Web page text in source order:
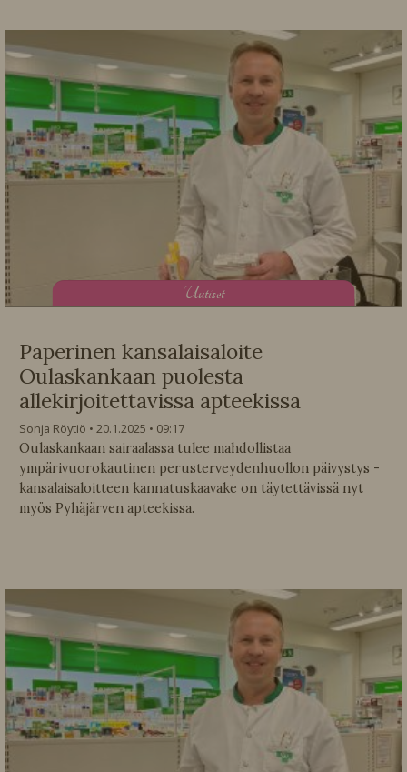
Uutiset
Paperinen kansalaisaloite
Oulaskankaan puolesta
allekirjoitettavissa apteekissa
Sonja Röytiö 20.1.2025
09:17
Oulaskankaan sairaalassa tulee mahdollistaa
ympärivuorokautinen perusterveydenhuollon päivystys -
kansalaisaloitteen kannatuskaavake on täytettävissä nyt
myös Pyhäjärven apteekissa.